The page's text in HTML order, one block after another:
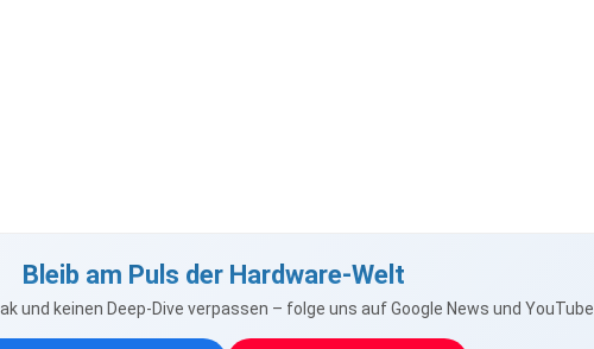
Bleib am Puls der Hardware-Welt
und keinen Deep-Dive verpassen – folge uns auf Google News und YouTube.